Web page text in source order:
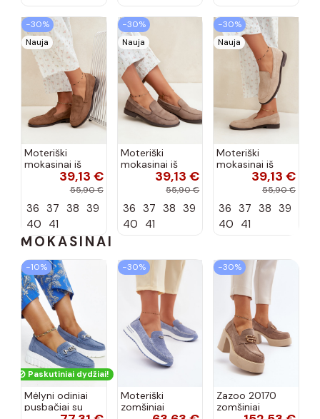
−30%
Nauja
Moteriški
mokasinai iš
dirbtinės
zomšos, rudos
39,13 €
55,90 €
36 37 38 39
40 41
−30%
Nauja
Moteriški
mokasinai iš
dirbtinės
zomšos, molio
39,13 €
55,90 €
36 37 38 39
40 41
−30%
Nauja
Moteriški
mokasinai iš
dirbtinės
zomšos, smėlio
39,13 €
55,90 €
36 37 38 39
40 41
MOKASINAI
−10%
Paskutiniai dydžiai!
Mėlyni odiniai
pusbačiai su
−30%
Moteriški
zomšiniai
−30%
Zazoo 20170
zomšiniai